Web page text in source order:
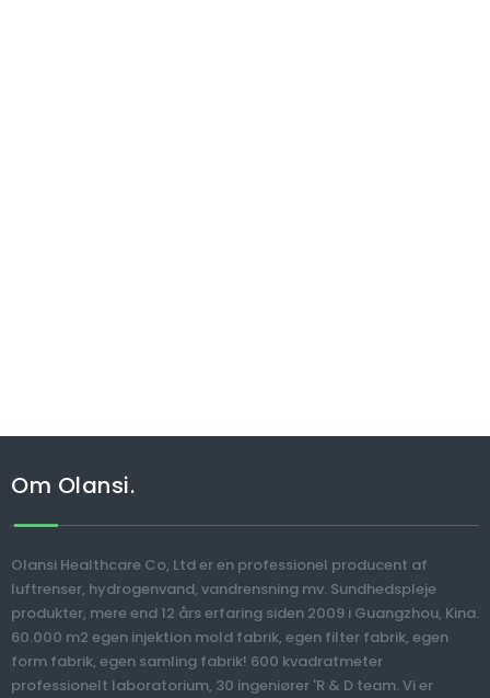
Om Olansi.
Olansi Healthcare Co, Ltd er en professionel producent af
luftrenser, hydrogenvand, vandrensning mv. Sundhedspleje
produkter, mere end 12 års erfaring siden 2009 i Guangzhou, Kina.
60.000 m2 egen injektion mold fabrik, egen filter fabrik, egen
form fabrik, egen samling fabrik! 600 kvadratmeter
professionelt laboratorium, 30 ingeniører 'R & D team. Vi er